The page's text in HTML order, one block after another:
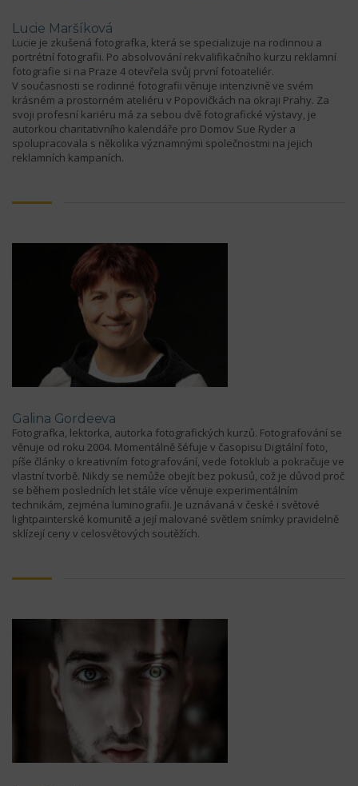
Lucie Maršíková
Lucie je zkušená fotografka, která se specializuje na rodinnou a
portrétní fotografii. Po absolvování rekvalifikačního kurzu reklamní
fotografie si na Praze 4 otevřela svůj první fotoateliér.
V současnosti se rodinné fotografii věnuje intenzivně ve svém
krásném a prostorném ateliéru v Popovičkách na okraji Prahy. Za
svoji profesní kariéru má za sebou dvě fotografické výstavy, je
autorkou charitativního kalendáře pro Domov Sue Ryder a
spolupracovala s několika významnými společnostmi na jejich
reklamních kampaních.
Galina Gordeeva
Fotografka, lektorka, autorka fotografických kurzů. Fotografování se
věnuje od roku 2004. Momentálně šéfuje v časopisu Digitální foto,
píše články o kreativním fotografování, vede fotoklub a pokračuje ve
vlastní tvorbě. Nikdy se nemůže obejít bez pokusů, což je důvod proč
se během posledních let stále více věnuje experimentálním
technikám, zejména luminografii. Je uznávaná v české i světové
lightpainterské komunitě a její malované světlem snímky pravidelně
sklízejí ceny v celosvětových soutěžích.